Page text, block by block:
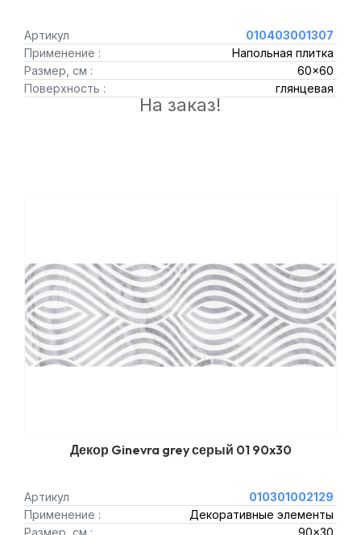
Артикул
010403001307
Применение :
Напольная плитка
Размер, см :
60x60
Поверхность :
глянцевая
На заказ!
Декор Ginevra grey серый 01 90x30
Артикул
010301002129
Применение :
Декоративные элементы
Размер, см :
90x30